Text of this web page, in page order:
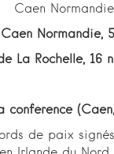
Caen Normandie
Normandie,
La Rochelle, 16
conférence
de paix